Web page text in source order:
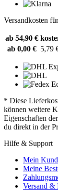
Versandkosten
ab 54,90 €
ab 0,00 € 5,79
* Diese
können weitere
Eigenschaften
du direkt in der
Hilfe & Support
Mein
Meine
Versand &